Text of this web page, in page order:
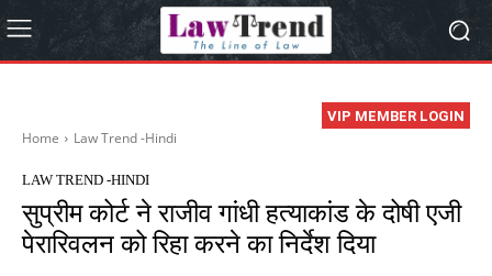
VIP MEMBER LOGIN
Home Law Trend -Hindi
LAW TREND -HINDI
सुप्रीम कोर्ट ने राजीव गांधी हत्याकांड के दोषी एजी
पेरारिवलन को रिहा करने का निर्देश दिया